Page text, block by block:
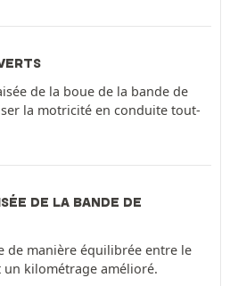
de la boue de la bande de
la motricité en conduite tout-
DE LA BANDE DE
de manière équilibrée entre le
kilométrage amélioré.